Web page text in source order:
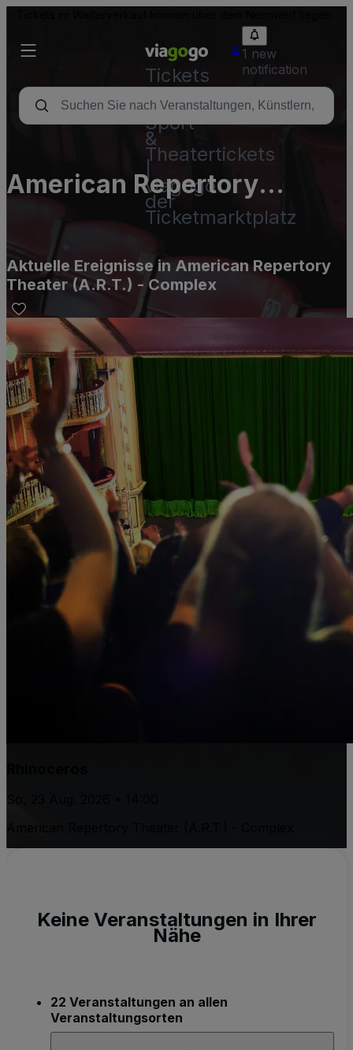
Tickets
-
Konzert-,
Sport-
&
Theatertickets
|
viagogo
der
Ticketmarktplatz
1 new
notification
American Repertory
Theater (A.R.T.) - Complex
Aktuelle Ereignisse in American Repertory
Theater (A.R.T.) - Complex
So, 23 Aug. 2026 • 14:00
Keine Veranstaltungen in Ihrer
Nähe
22 Veranstaltungen an allen
Veranstaltungsorten